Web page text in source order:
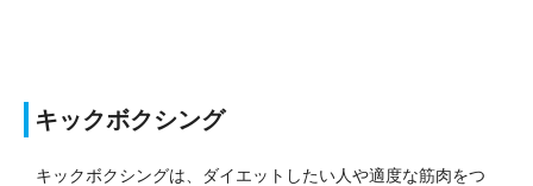
キックボクシング
キックボクシングは、ダイエットしたい人や適度な筋肉をつ